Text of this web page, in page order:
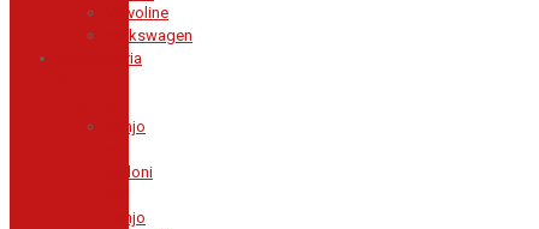
Valvoline
Volkswagen
Raccorderia
Banjo
Bulloni
Banjo